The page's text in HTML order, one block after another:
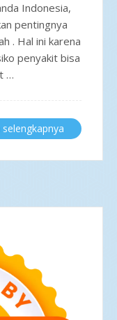
Indonesia,
pentingnya
. Hal ini karena
penyakit bisa
…
selengkapnya